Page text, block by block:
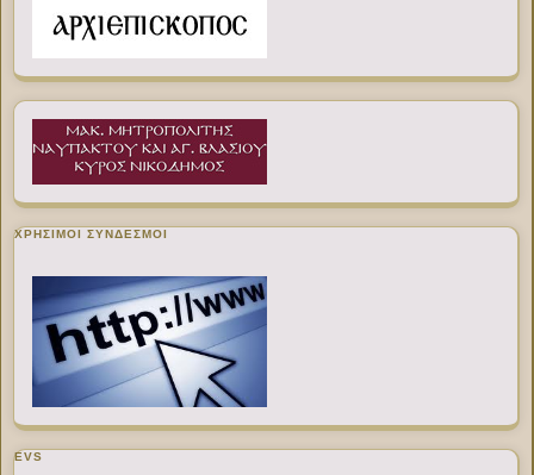
ΧΡΉΣΙΜΟΙ ΣΎΝΔΕΣΜΟΙ
EVS